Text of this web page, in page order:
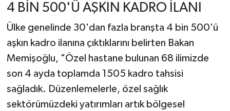
4 BİN 500'Ü AŞKIN KADRO İLANI
Ülke genelinde 30'dan fazla branşta 4 bin 500'ü
aşkın kadro ilanına çıktıklarını belirten Bakan
Memişoğlu, "Özel hastane bulunan 68 ilimizde
son 4 ayda toplamda 1505 kadro tahsisi
sağladık. Düzenlemelerle, özel sağlık
sektörümüzdeki yatırımları artık bölgesel